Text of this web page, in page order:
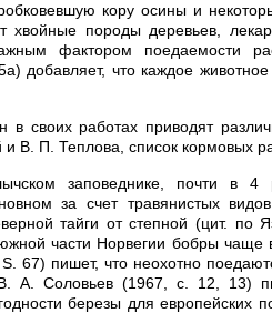
кору осины и
породы деревьев,
фактором поедаемости
добавляет, что каждое
в своих работах приводят
В. П. Теплова, список кормовых
заповеднике, почти в
за счет травянистых
тайги от степной (цит. по
части Норвегии бобры чаще
67) пишет, что неохотно
А. Соловьев (1967, с. 12, 13)
березы для европейских